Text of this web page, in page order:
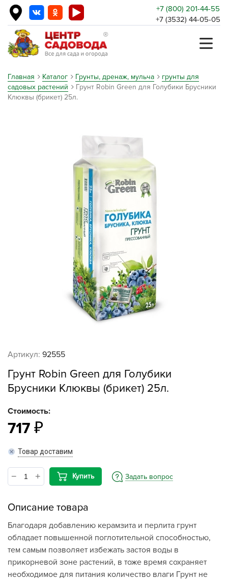
+7 (800) 201-44-55
+7 (3532) 44-05-05
Главная Каталог Грунты, дренаж, мульча
грунты для
садовых растений
Грунт Robin Green для Голубики Брусники
Клюквы (брикет) 25л.
Артикул: 92555
Грунт Robin Green для Голубики
Брусники Клюквы (брикет) 25л.
Стоимость:
717
Товар доставим
Купить Задать вопрос
Описание товара
Благодаря добавлению керамзита и перлита грунт
обладает повышенной поглотительной способностью,
тем самым позволяет избежать застоя воды в
прикорневой зоне растений, в тоже время сохраняет
необходимое для питания количество влаги Грунт не